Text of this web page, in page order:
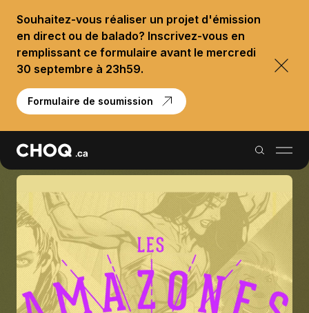
Souhaitez-vous réaliser un projet d'émission
en direct ou de balado? Inscrivez-vous en
remplissant ce formulaire avant le mercredi
30 septembre à 23h59.
Formulaire de soumission
Balados
Reportages
Palmarès